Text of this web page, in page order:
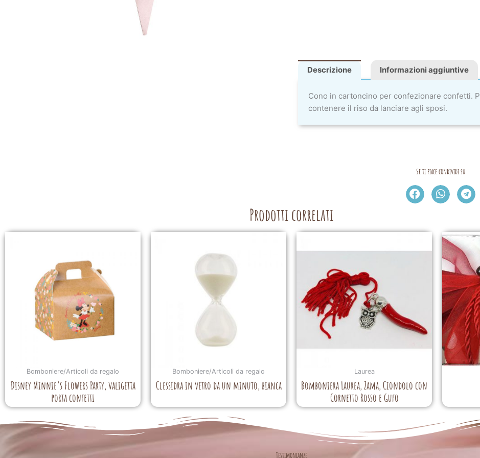
Descrizione Informazioni aggiuntive
Cono in cartoncino per confezionare confetti.
contenere il riso da lanciare agli sposi.
Se ti piace condividi su
Prodotti correlati
Bomboniere/Articoli da regalo
Disney Minnie’s Flowers Party, valigetta
porta confetti
Bomboniere/Articoli da regalo
Clessidra in vetro da un minuto, bianca
Laurea
Bomboniera Laurea, Zama, Ciondolo con
Cornetto Rosso e Gufo
Testimonianze